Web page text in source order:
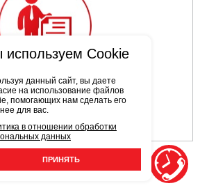
НА РЕМОНТ
РЕМОНТ VW GOLF
Cookie
данный сайт, вы даете
на использование файлов
помогающих нам сделать его
для вас.
в отношении обработки
данных
ПРИНЯТЬ